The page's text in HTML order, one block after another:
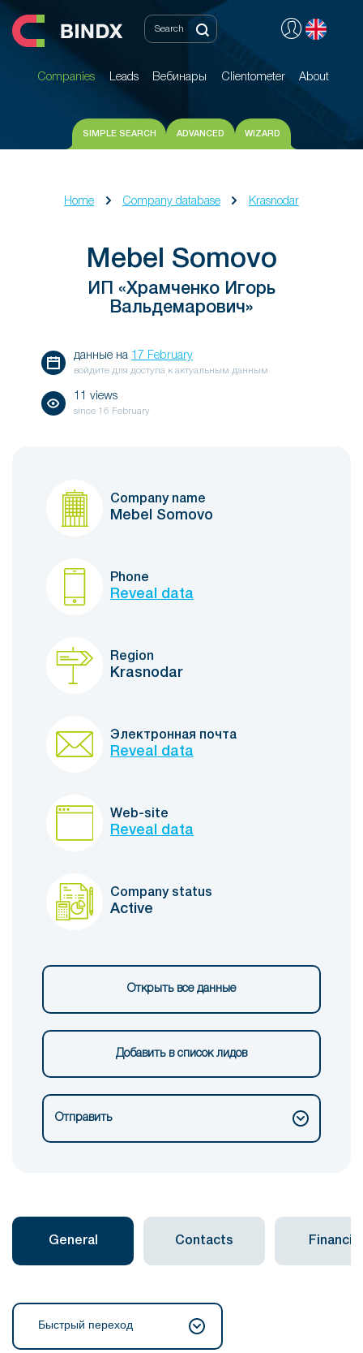
Companies Leads Вебинары Clientometer About
Companies Leads Вебинары Clientometer About
SIMPLE SEARCH ADVANCED WIZARD
Home Company database Krasnodar
Mebel Somovo
ИП «Храмченко Игорь
Вальдемарович»
данные на 17 February
войдите для доступа к актуальным данным
11 views
since 16 February
Company name
Mebel Somovo
Phone
Reveal data
Region
Krasnodar
Электронная почта
Reveal data
Web-site
Reveal data
Company status
Active
Открыть все данные
Добавить в список лидов
Отправить
General Contacts Financial
Быстрый переход